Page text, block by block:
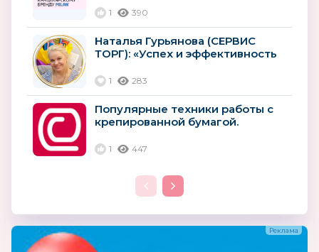
1 390
Наталья Гурьянова (СЕРВИС
ТОРГ): «Успех и эффективность
1 283
Популярные техники работы с
крепированной бумагой.
1 447